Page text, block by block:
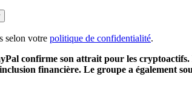
selon votre politique de confidentialité.
confirme son attrait pour les
financière. Le groupe a également